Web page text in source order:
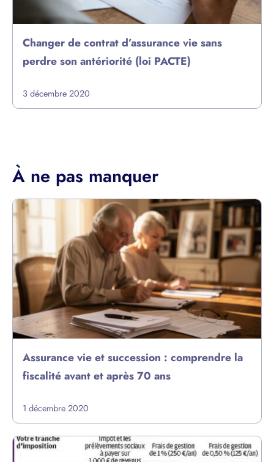
Changer de contrat d’assurance vie sans
perdre son antériorité (loi PACTE)
3 décembre 2020
À ne pas manquer
Assurance vie et succession : comprendre la
fiscalité avant et après 70 ans
1 décembre 2020